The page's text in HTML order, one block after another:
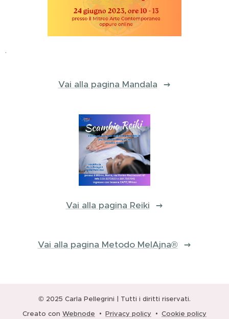
.
Vai alla pagina Mandala
Vai alla pagina Reiki
Vai alla pagina Metodo MelAjna®
© 2025 Carla Pellegrini | Tutti i diritti riservati.
Creato con Webnode Privacy policy Cookie policy